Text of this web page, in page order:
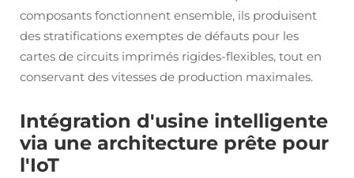
composants fonctionnent ensemble, ils produisent
des stratifications exemptes de défauts pour les
cartes de circuits imprimés rigides-flexibles, tout en
conservant des vitesses de production maximales.
Intégration d'usine intelligente
via une architecture prête pour
l'IoT